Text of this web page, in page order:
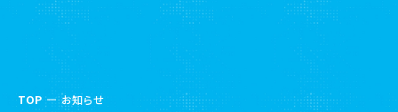
TOP お知らせ